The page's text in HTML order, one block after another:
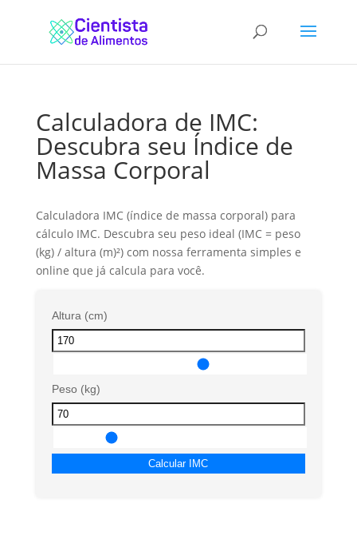
Calculadora de IMC:
Descubra seu Índice de
Massa Corporal
Calculadora IMC (índice de massa corporal) para
cálculo IMC. Descubra seu peso ideal (IMC = peso
(kg) / altura (m)²) com nossa ferramenta simples e
online que já calcula para você.
Altura (cm)
Peso (kg)
Calcular IMC